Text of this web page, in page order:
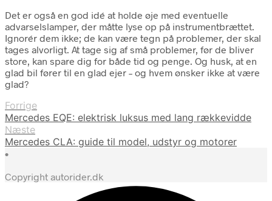
Det er også en god idé at holde øje med eventuelle
advarselslamper, der måtte lyse op på instrumentbrættet.
Ignorér dem ikke; de kan være tegn på problemer, der skal
tages alvorligt. At tage sig af små problemer, før de bliver
store, kan spare dig for både tid og penge. Og husk, at en
glad bil fører til en glad ejer – og hvem ønsker ikke at være
glad?
Forrige
Mercedes EQE: elektrisk luksus med lang rækkevidde
Næste
Mercedes CLA: guide til model, udstyr og motorer
•
Copyright autorider.dk